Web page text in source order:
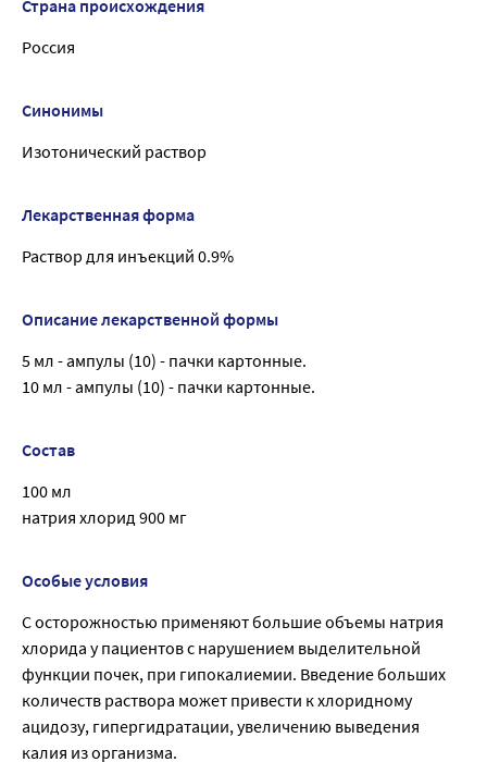
Страна происхождения
Россия
Синонимы
Изотонический раствор
Лекарственная форма
Раствор для инъекций 0.9%
Описание лекарственной формы
5 мл - ампулы (10) - пачки картонные.
10 мл - ампулы (10) - пачки картонные.
Состав
100 мл
натрия хлорид 900 мг
Особые условия
С осторожностью применяют большие объемы натрия
хлорида у пациентов с нарушением выделительной
функции почек, при гипокалиемии. Введение больших
количеств раствора может привести к хлоридному
ацидозу, гипергидратации, увеличению выведения
калия из организма.